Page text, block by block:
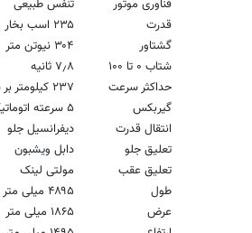
فناوری موتور
تنفس طبیعی
قدرت
۲۳۵ اسب بخار
گشتاور
۳۰۴ نیوتن متر
شتاب ۰ تا ۱۰۰
۷٫۸ ثانیه
حداکثر سرعت
۲۳۷ کیلومتر بر ساعت
گیربکس
۵ سرعته اتوماتیک AT
انتقال قدرت
دیفرانسیل جلو
تعلیق جلو
دابل ویشبون
تعلیق عقب
مولتی لینک
طول
۴۸۹۵ میلی متر
عرض
۱۸۶۵ میلی متر